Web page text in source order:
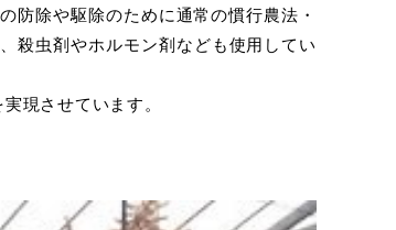
防除や駆除のために通常の慣行農法・
殺虫剤やホルモン剤なども使用してい
現させています。